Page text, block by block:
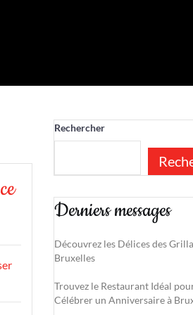
Rechercher
Derniers messages
Découvrez les Délices des
Bruxelles
Trouvez le Restaurant Idéal
Célébrer un Anniversaire à